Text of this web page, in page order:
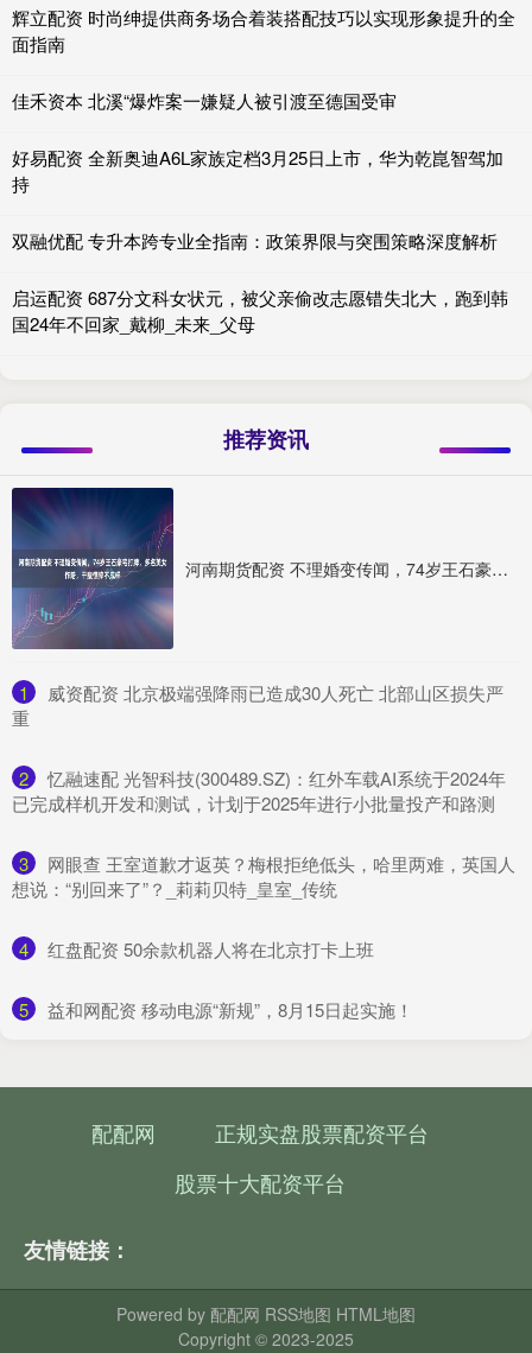
辉立配资 时尚绅提供商务场合着装搭配技巧以实现形象提升的全
面指南
佳禾资本 北溪“爆炸案一嫌疑人被引渡至德国受审
好易配资 全新奥迪A6L家族定档3月25日上市，华为乾崑智驾加
持
双融优配 专升本跨专业全指南：政策界限与突围策略深度解析
启运配资 687分文科女状元，被父亲偷改志愿错失北大，跑到韩
国24年不回家_戴柳_未来_父母
推荐资讯
河南期货配资 不理婚变传闻，74岁王石豪宅打牌，多名美女作陪，干瘦憔悴不成样
1
​威资配资 北京极端强降雨已造成30人死亡 北部山区损失严
重
2
​忆融速配 光智科技(300489.SZ)：红外车载AI系统于2024年
已完成样机开发和测试，计划于2025年进行小批量投产和路测
3
​网眼查 王室道歉才返英？梅根拒绝低头，哈里两难，英国人
想说：“别回来了”？_莉莉贝特_皇室_传统
4 ​红盘配资 50余款机器人将在北京打卡上班
5 ​益和网配资 移动电源“新规”，8月15日起实施！
配配网
正规实盘股票配资平台
股票十大配资平台
友情链接：
Powered by 配配网 RSS地图 HTML地图
Copyright © 2023-2025